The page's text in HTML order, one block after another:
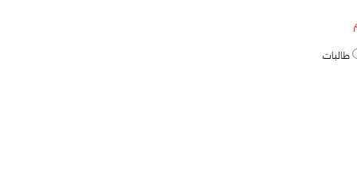
طالبات